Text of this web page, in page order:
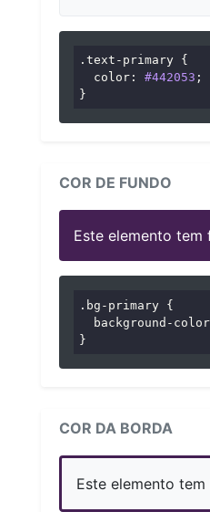
.text-primary {
color : #442053 ;
}
COR DE FUNDO
Este elemento
.bg-primary {
background-color
}
COR DA BORDA
Este elemento